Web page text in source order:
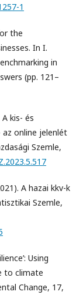
1
the
In I.
in
(pp. 121–
kis- és
online jelenlét
Szemle,
A hazai kkv-k
Szemle,
Using
to climate
Change, 17,